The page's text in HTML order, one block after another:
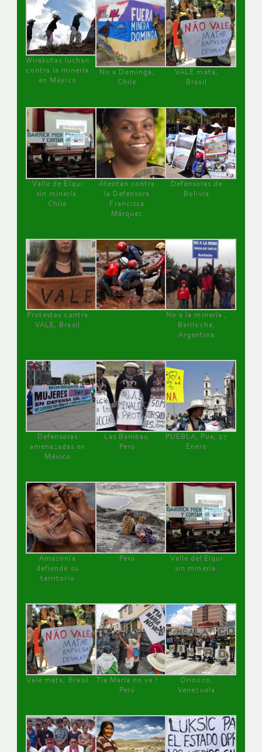
Wirakutas luchan
contra la minería
en México
No a Dominga,
Chile
VALE mata,
Brasil
Valle de Elqui
sin minería.
Chile
Atentan contra
la Defensora
Francisca
Márquez
Defensoras de
Bolivia
Protestas contra
VALE, Brasil
No a la minería ,
Bariloche,
Argentina
Defensoras
amenazadas en
México
Las Bambas,
Perú
PUEBLA, Pue, 27
Enero
Amazonía
defiende su
territorio
Perú
Valle del Elqui
sin minería.
Vale mata, Brasil
Tía María no va !
Perú
Orinoco,
Venezuela